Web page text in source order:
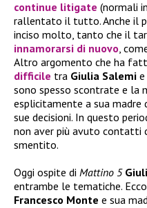
continue litigate (normali
rallentato il tutto. Anche il
inciso molto, tanto che il
innamorarsi di nuovo,
Altro argomento che ha
difficile tra Giulia Salemi
sono spesso scontrate e la
esplicitamente a sua madre
sue decisioni. In questo
non aver più avuto contatti
smentito.
Oggi ospite di Mattino 5
entrambe le tematiche.
Francesco Monte e sua